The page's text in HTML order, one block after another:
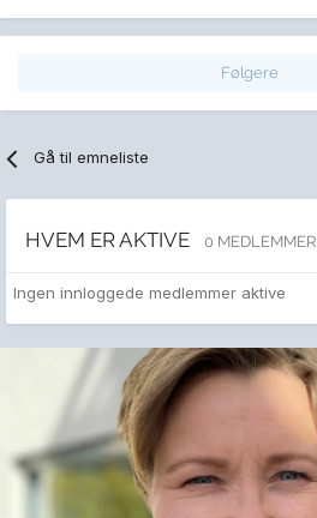
Følgere
Gå til emneliste
HVEM ER AKTIVE 0 MEDLEMMER
Ingen innloggede medlemmer aktive